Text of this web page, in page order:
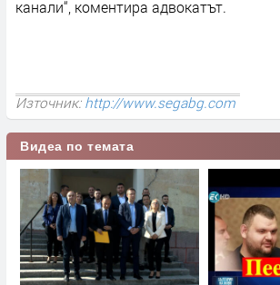
канали“, коментира адвокатът.
Източник:http://www.segabg.com
Видеа по темата